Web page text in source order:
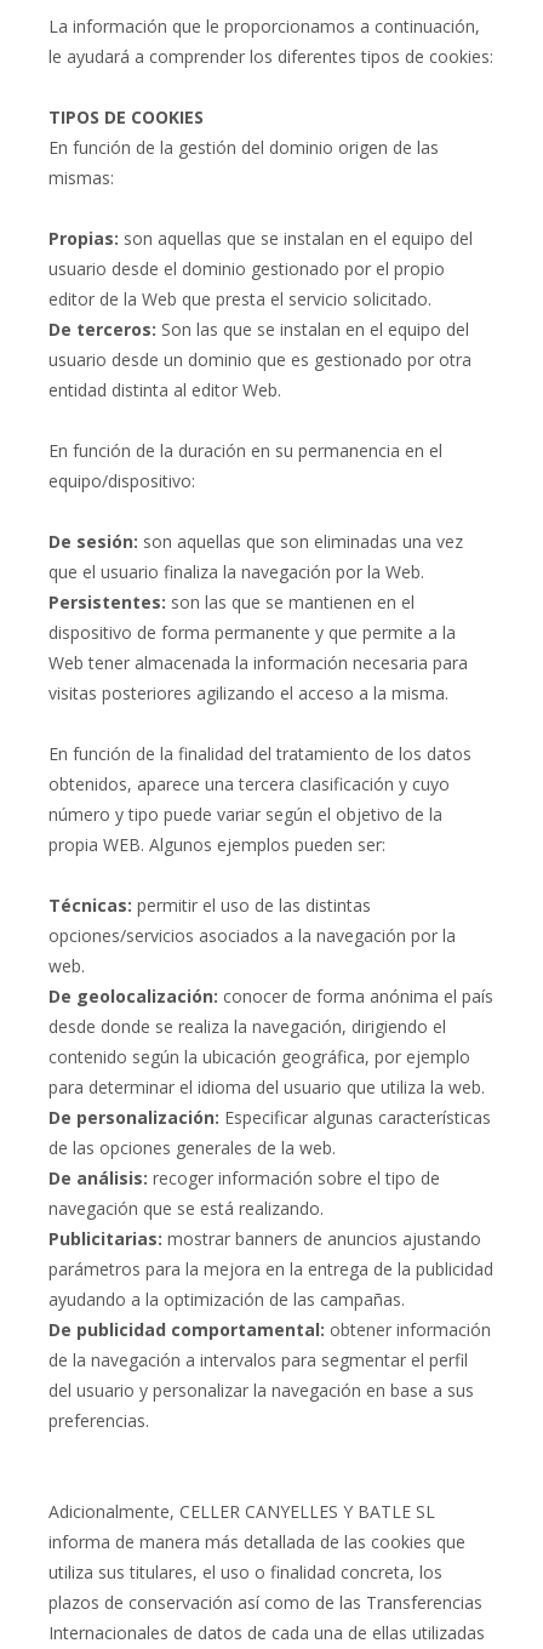
La información que le proporcionamos a continuación,
le ayudará a comprender los diferentes tipos de cookies:
TIPOS DE COOKIES
En función de la gestión del dominio origen de las
mismas:
Propias: son aquellas que se instalan en el equipo del
usuario desde el dominio gestionado por el propio
editor de la Web que presta el servicio solicitado.
De terceros: Son las que se instalan en el equipo del
usuario desde un dominio que es gestionado por otra
entidad distinta al editor Web.
En función de la duración en su permanencia en el
equipo/dispositivo:
De sesión: son aquellas que son eliminadas una vez
que el usuario finaliza la navegación por la Web.
Persistentes: son las que se mantienen en el
dispositivo de forma permanente y que permite a la
Web tener almacenada la información necesaria para
visitas posteriores agilizando el acceso a la misma.
En función de la finalidad del tratamiento de los datos
obtenidos, aparece una tercera clasificación y cuyo
número y tipo puede variar según el objetivo de la
propia WEB. Algunos ejemplos pueden ser:
Técnicas: permitir el uso de las distintas
opciones/servicios asociados a la navegación por la
web.
De geolocalización: conocer de forma anónima el país
desde donde se realiza la navegación, dirigiendo el
contenido según la ubicación geográfica, por ejemplo
para determinar el idioma del usuario que utiliza la web.
De personalización: Especificar algunas características
de las opciones generales de la web.
De análisis: recoger información sobre el tipo de
navegación que se está realizando.
Publicitarias: mostrar banners de anuncios ajustando
parámetros para la mejora en la entrega de la publicidad
ayudando a la optimización de las campañas.
De publicidad comportamental: obtener información
de la navegación a intervalos para segmentar el perfil
del usuario y personalizar la navegación en base a sus
preferencias.
Adicionalmente, CELLER CANYELLES Y BATLE SL
informa de manera más detallada de las cookies que
utiliza sus titulares, el uso o finalidad concreta, los
plazos de conservación así como de las Transferencias
Internacionales de datos de cada una de ellas utilizadas